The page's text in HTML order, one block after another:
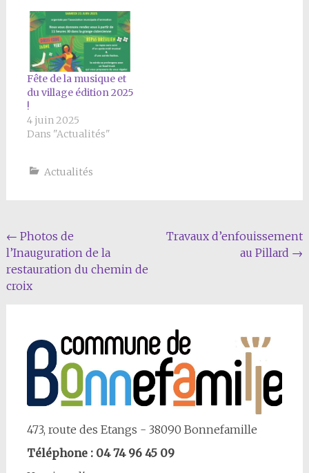
Fête de la musique et
du village édition 2025
!
4 juin 2025
Dans "Actualités"
Actualités
Navigation
Article
← Photos de
l’Inauguration de la
restauration du chemin de
croix
Travaux d’enfouissement
au Pillard →
473, route des Etangs - 38090 Bonnefamille
Téléphone : 04 74 96 45 09